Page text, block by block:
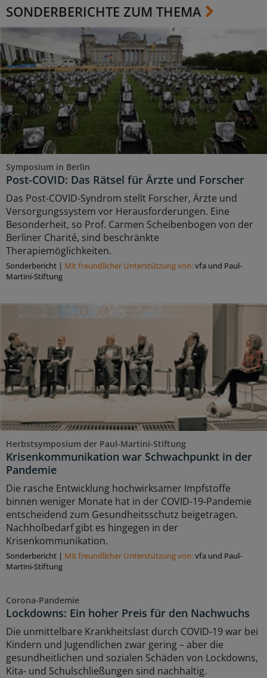
SONDERBERICHTE ZUM THEMA
Symposium in Berlin
Post-COVID: Das Rätsel für Ärzte und Forscher
Das Post-COVID-Syndrom stellt Forscher, Ärzte und
Versorgungssystem vor Herausforderungen. Eine
Besonderheit, so Prof. Carmen Scheibenbogen von der
Berliner Charité, sind beschränkte
Therapiemöglichkeiten.
Sonderbericht | Mit freundlicher Unterstützung von:vfa und Paul-
Martini-Stiftung
Herbstsymposium der Paul-Martini-Stiftung
Krisenkommunikation war Schwachpunkt in der
Pandemie
Die rasche Entwicklung hochwirksamer Impfstoffe
binnen weniger Monate hat in der COVID-19-Pandemie
entscheidend zum Gesundheitsschutz beigetragen.
Nachholbedarf gibt es hingegen in der
Krisenkommunikation.
Sonderbericht | Mit freundlicher Unterstützung von:vfa und Paul-
Martini-Stiftung
Corona-Pandemie
Lockdowns: Ein hoher Preis für den Nachwuchs
Die unmittelbare Krankheitslast durch COVID-19 war bei
Kindern und Jugendlichen zwar gering – aber die
gesundheitlichen und sozialen Schäden von Lockdowns,
Kita- und Schulschließungen sind nachhaltig.